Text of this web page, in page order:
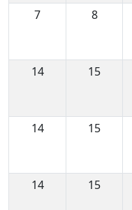
7
8
14
15
14
15
14
15